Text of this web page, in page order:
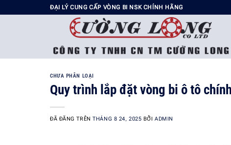
đến
ĐẠI LÝ CUNG CẤP VÒNG BI NSK CHÍNH HÃNG
CHƯA PHÂN LOẠI
Quy trình lắp đặt vòng bi ô tô
ĐÃ ĐĂNG TRÊNTHÁNG 8 24, 2025 BỞIADMIN